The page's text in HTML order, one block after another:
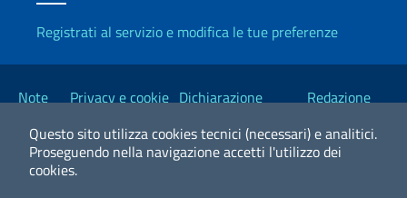
Questo sito utilizza cookies tecnici (necessari) e analitici.
Proseguendo nella navigazione accetti l'utilizzo dei
cookies.
Registrati al servizio e modifica le tue preferenze
Link Utili
Note
Privacy e cookie Dichiarazione
Redazione